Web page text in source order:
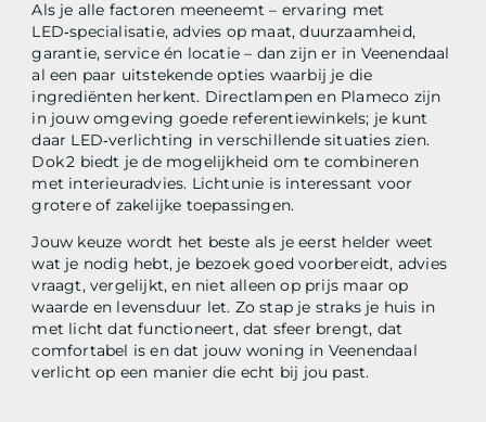
Als je alle factoren meeneemt – ervaring met
LED‑specialisatie, advies op maat, duurzaamheid,
garantie, service én locatie – dan zijn er in Veenendaal
al een paar uitstekende opties waarbij je die
ingrediënten herkent. Directlampen en Plameco zijn
in jouw omgeving goede referentiewinkels; je kunt
daar LED‑verlichting in verschillende situaties zien.
Dok 2 biedt je de mogelijkheid om te combineren
met interieuradvies. Lichtunie is interessant voor
grotere of zakelijke toepassingen.
Jouw keuze wordt het beste als je eerst helder weet
wat je nodig hebt, je bezoek goed voorbereidt, advies
vraagt, vergelijkt, en niet alleen op prijs maar op
waarde en levensduur let. Zo stap je straks je huis in
met licht dat functioneert, dat sfeer brengt, dat
comfortabel is en dat jouw woning in Veenendaal
verlicht op een manier die echt bij jou past.